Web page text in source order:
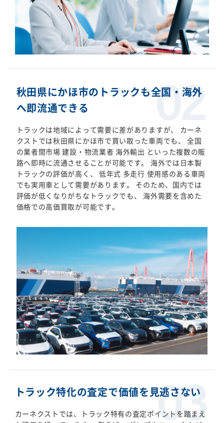
秋田県にかほ市のトラックも全国・海外
へ即流通できる
トラックは地域によって需要に差がありますが、 カーネ
クストでは秋田県にかほ市で買い取った車両でも、 全国
の業者間市場 建設・物流業者 海外輸出 といった複数の販
路へ即時に流通させることが可能です。 海外では日本製
トラックの評価が高く、 低年式 多走行 使用感のある車両
でも実用車として需要があります。 そのため、国内では
評価が低くなりがちなトラックでも、 海外需要を含めた
価格での高価買取が可能です。
トラック特化の査定で価値を見逃さない
カーネクストでは、トラック特有の査定ポイントを踏まえ